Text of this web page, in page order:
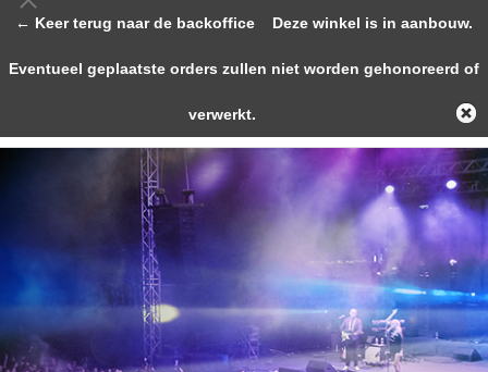
← Keer terug naar de backoffice Deze winkel is in aanbouw.
Eventueel geplaatste orders zullen niet worden gehonoreerd of
verwerkt.